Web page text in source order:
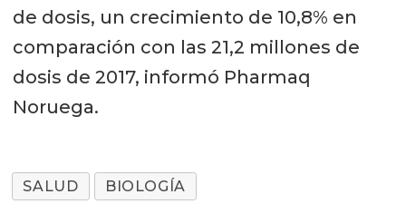
de dosis, un crecimiento de 10,8% en
comparación con las 21,2 millones de
dosis de 2017, informó Pharmaq
Noruega.
SALUD BIOLOGÍA